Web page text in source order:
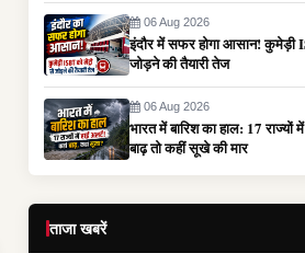
06 Aug 2026
इंदौर में सफर होगा आसान! कुमेड़ी
जोड़ने की तैयारी तेज
06 Aug 2026
भारत में बारिश का हाल: 17 राज्यों
बाढ़ तो कहीं सूखे की मार
ताजा खबरें